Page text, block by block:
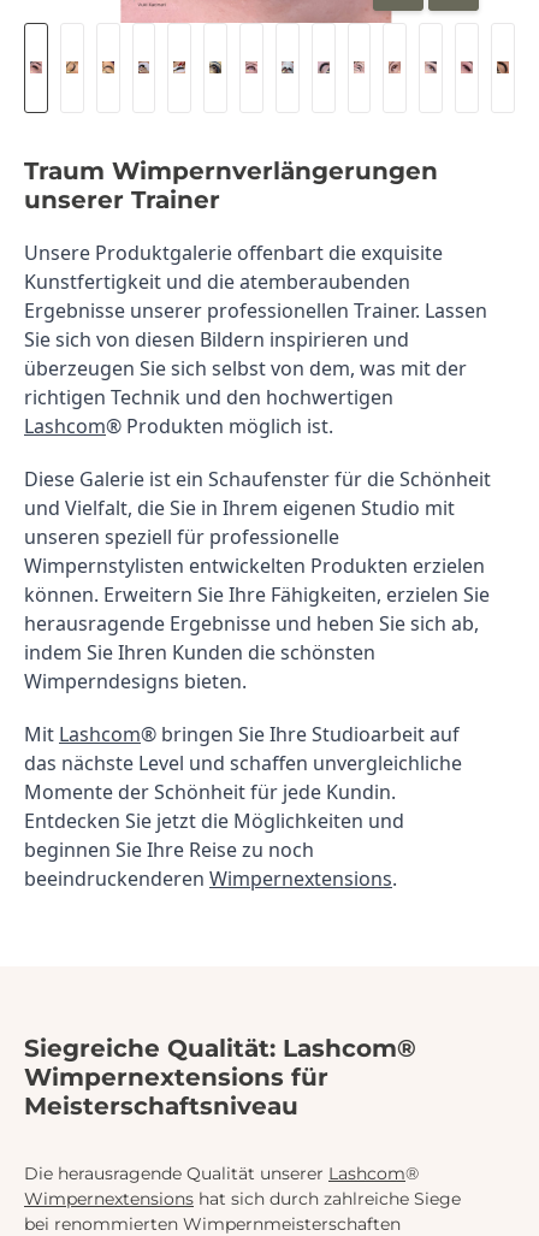
Traum Wimpernverlängerungen
unserer Trainer
Unsere Produktgalerie offenbart die exquisite
Kunstfertigkeit und die atemberaubenden
Ergebnisse unserer professionellen Trainer. Lassen
Sie sich von diesen Bildern inspirieren und
überzeugen Sie sich selbst von dem, was mit der
Lashcom® Produkten möglich ist.
Diese Galerie ist ein Schaufenster für die Schönheit
und Vielfalt, die Sie in Ihrem eigenen Studio mit
unseren speziell für professionelle
Wimpernstylisten entwickelten Produkten erzielen
können. Erweitern Sie Ihre Fähigkeiten, erzielen Sie
herausragende Ergebnisse und heben Sie sich ab,
indem Sie Ihren Kunden die schönsten
Wimperndesigns bieten.
Mit Lashcom® bringen Sie Ihre Studioarbeit auf
das nächste Level und schaffen unvergleichliche
Momente der Schönheit für jede Kundin.
Entdecken Sie jetzt die Möglichkeiten und
beginnen Sie Ihre Reise zu noch
beeindruckenderen Wimpernextensions.
Siegreiche Qualität: Lashcom®
Wimpernextensions für
Meisterschaftsniveau
Die herausragende Qualität unserer Lashcom®
Wimpernextensions hat sich durch zahlreiche Siege
bei renommierten Wimpernmeisterschaften